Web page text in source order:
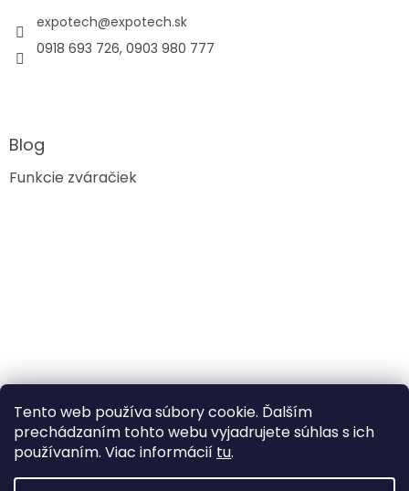
Tento web používa súbory cookie. Ďalším
prechádzaním tohto webu vyjadrujete súhlas s ich
používaním. Viac informácií tu.
expotech@expotech.sk
0918 693 726, 0903 980 777
Blog
Funkcie zváračiek